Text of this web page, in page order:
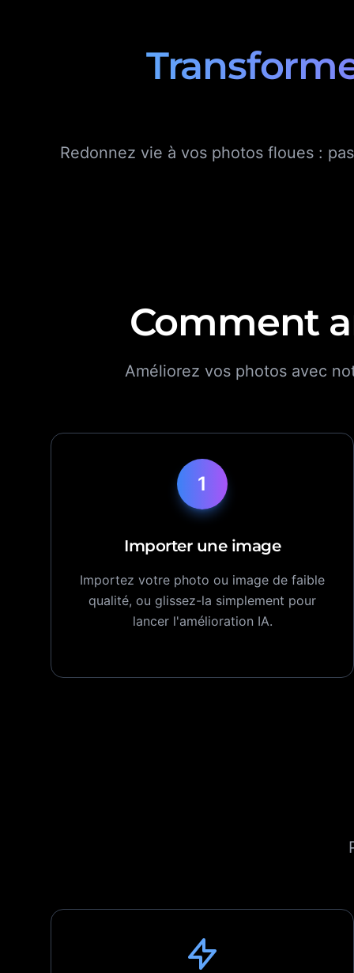
Redonnez vie à vos photos floues :
Comment
Améliorez vos photos avec
1
Importer une image
Importez votre photo ou image de faible
qualité, ou glissez-la simplement pour
lancer l'amélioration IA.